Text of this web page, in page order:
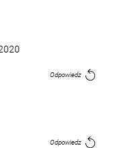
Odpowiedz
Odpowiedz